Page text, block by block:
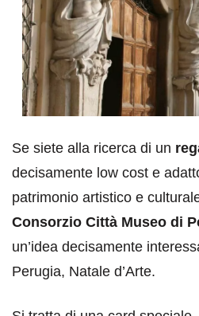
Se siete alla ricerca di un
decisamente low cost e
patrimonio artistico e
Consorzio Città Museo di
un’idea decisamente
Perugia, Natale d’Arte.